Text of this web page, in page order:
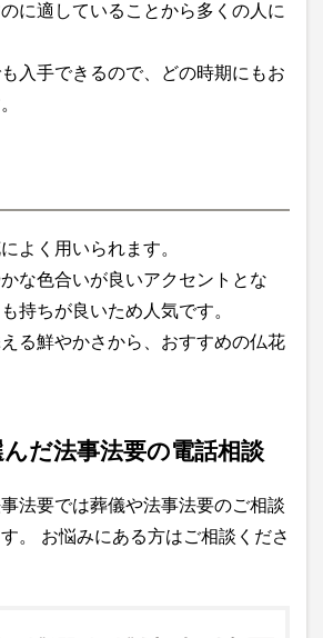
に適していることから多くの人に
入手できるので、どの時期にもお
よく用いられます。
な色合いが良いアクセントとな
持ちが良いため人気です。
る鮮やかさから、おすすめの仏花
だ法事法要の電話相談
法要では葬儀や法事法要のご相談
。 お悩みにある方はご相談くださ